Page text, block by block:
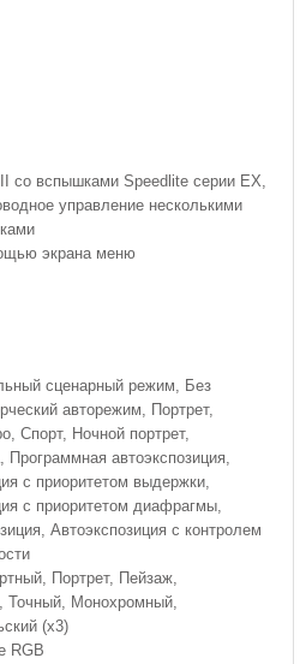
со вспышками Speedlite серии EX,
управление несколькими
экрана меню
сценарный режим, Без
авторежим, Портрет,
Спорт, Ночной портрет,
Программная автоэкспозиция,
с приоритетом выдержки,
с приоритетом диафрагмы,
Автоэкспозиция с контролем
Портрет, Пейзаж,
Точный, Монохромный,
(x3)
RGB